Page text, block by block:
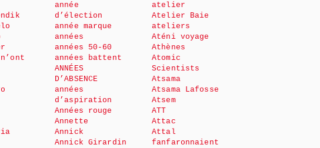
année
d’élection
année marque
années
années 50-60
années battent
ANNÉES
D’ABSENCE
années
d’aspiration
Années rouge
Annette
Annick
Annick Girardin
atelier
Atelier Baie
ateliers
Aténi voyage
Athènes
Atomic
Scientists
Atsama
Atsama Lafosse
Atsem
ATT
Attac
Attal
fanfaronnaient